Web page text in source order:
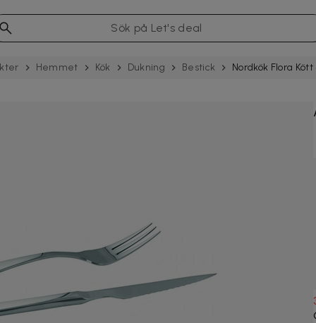
Hemmet Kök Dukning Bestick Nordkök Flora